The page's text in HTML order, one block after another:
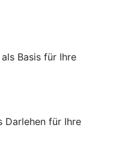
Basis für Ihre
Darlehen für Ihre